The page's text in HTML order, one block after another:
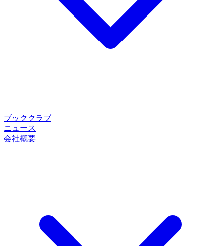
ブッククラブ
ニュース
会社概要